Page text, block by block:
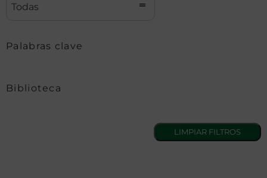
Todas
Palabras clave
Biblioteca